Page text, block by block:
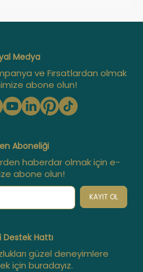
Medya
ve Fırsatlardan olmak
abone olun!
Aboneliği
haberdar olmak için e-
abone olun!
KAYIT OL
Hattı
güzel deneyimlere
için buradayız.